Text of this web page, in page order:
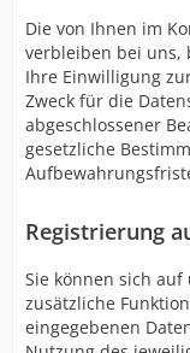
Die von Ihnen im
verbleiben bei uns,
Ihre Einwilligung
Zweck für die
abgeschlossener
gesetzliche
Registrierung
Sie können sich
zusätzliche
eingegebenen